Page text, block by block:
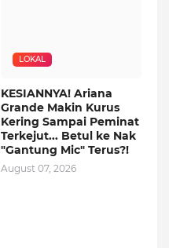
LOKAL
KESIANNYA! Ariana
Grande Makin Kurus
Kering Sampai Peminat
Terkejut... Betul ke Nak
"Gantung Mic" Terus?!
August 07, 2026